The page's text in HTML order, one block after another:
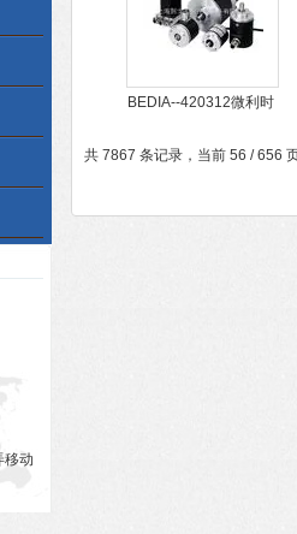
移动
BEDIA--420312微利时
824405
共 7867 条记录，当前 56 / 656